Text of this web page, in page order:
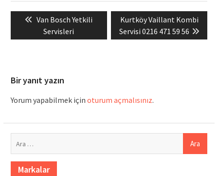
Yazı
gezinmesi
Previous
post:
Van Bosch Yetkili
Servisleri
Next
post:
Kurtköy Vaillant Kombi
Servisi 0216 471 59 56
Bir yanıt yazın
Yorum yapabilmek için oturum açmalısınız.
Markalar